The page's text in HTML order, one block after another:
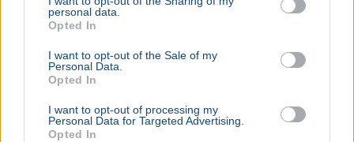
personal data.
Opted In
I want to opt-out of the Sale of my
Personal Data.
Opted In
I want to opt-out of processing my
Personal Data for Targeted Advertising.
Opted In
BELFÖLD 2026. augusztus 5.
Nem szakított Mészáros Lőrinc cégeivel a
közmédia új vezetése
Magyar Péter Mészáros Lőrinc TV2
A Media1 információi szerint a Duna Médiaszolgáltató a